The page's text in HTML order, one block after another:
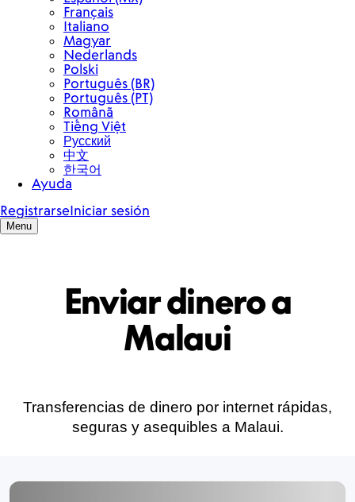
Enviar dinero a
Malaui
Transferencias de dinero por internet rápidas,
seguras y asequibles a Malaui.